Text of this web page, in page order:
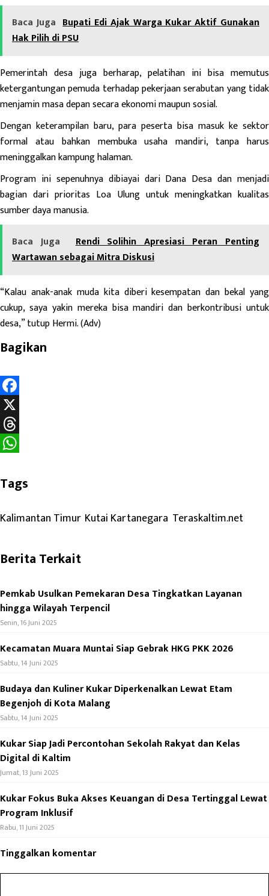
Baca Juga Bupati Edi Ajak Warga Kukar Aktif Gunakan
Hak Pilih di PSU
Pemerintah desa juga berharap, pelatihan ini bisa memutus
ketergantungan pemuda terhadap pekerjaan serabutan yang tidak
menjamin masa depan secara ekonomi maupun sosial.
Dengan keterampilan baru, para peserta bisa masuk ke sektor
formal atau bahkan membuka usaha mandiri, tanpa harus
meninggalkan kampung halaman.
Program ini sepenuhnya dibiayai dari Dana Desa dan menjadi
bagian dari prioritas Loa Ulung untuk meningkatkan kualitas
sumber daya manusia.
Baca Juga
Rendi Solihin Apresiasi Peran Penting
Wartawan sebagai Mitra Diskusi
“Kalau anak-anak muda kita diberi kesempatan dan bekal yang
cukup, saya yakin mereka bisa mandiri dan berkontribusi untuk
desa,” tutup Hermi. (Adv)
Bagikan
F
a
c
b
o
X
T
r
a
s
h
t
A
p
Tags
Kalimantan Timur, Kutai Kartanegara Teraskaltim.net
Berita Terkait
Pemkab Usulkan Pemekaran Desa Tingkatkan Layanan
hingga Wilayah Terpencil
Senin, 16 Juni 2025
Kecamatan Muara Muntai Siap Gebrak HKG PKK 2026
Sabtu, 14 Juni 2025
Budaya dan Kuliner Kukar Diperkenalkan Lewat Etam
Begenjoh di Kota Malang
Sabtu, 14 Juni 2025
Kukar Siap Jadi Percontohan Sekolah Rakyat dan Kelas
Digital di Kaltim
Jumat, 13 Juni 2025
Kukar Fokus Buka Akses Keuangan di Desa Tertinggal Lewat
Program Inklusif
Rabu, 11 Juni 2025
Tinggalkan komentar
Komentar